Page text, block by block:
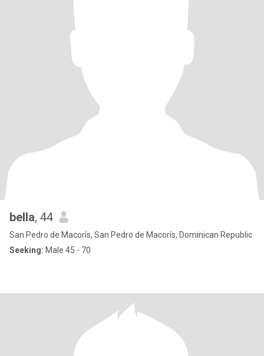
bella, 44
San Pedro de Macorís, San Pedro de Macorís, Dominican Republic
Seeking: Male 45 - 70